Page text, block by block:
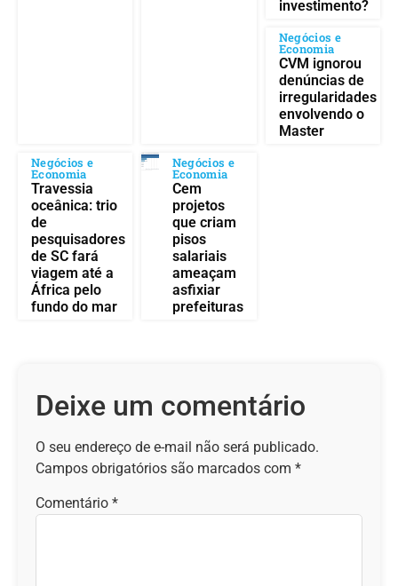
investimento?
Negócios e
Economia
CVM ignorou
denúncias de
irregularidades
envolvendo o
Master
Negócios e
Economia
Travessia
oceânica: trio
de
pesquisadores
de SC fará
viagem até a
África pelo
fundo do mar
Negócios e
Economia
Cem
projetos
que criam
pisos
salariais
ameaçam
asfixiar
prefeituras
Deixe um comentário
O seu endereço de e-mail não será publicado.
Campos obrigatórios são marcados com *
Comentário *